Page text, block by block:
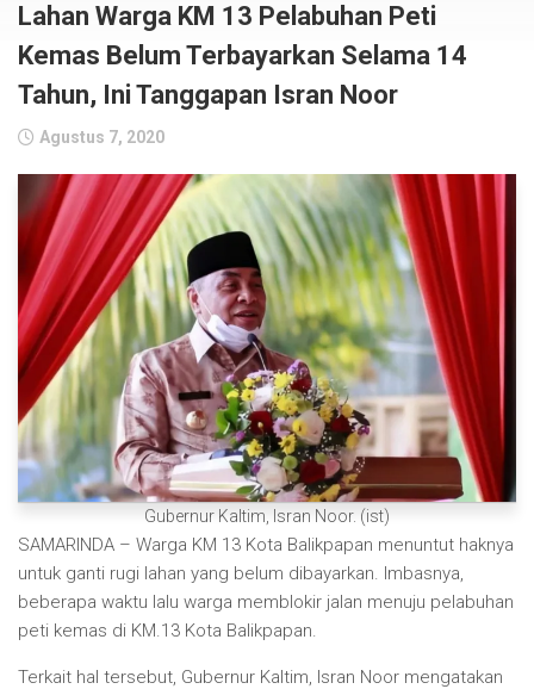
Lahan Warga KM 13 Pelabuhan Peti
Kemas Belum Terbayarkan Selama 14
Tahun, Ini Tanggapan Isran Noor
Agustus 7, 2020
Gubernur Kaltim, Isran Noor. (ist)
SAMARINDA – Warga KM 13 Kota Balikpapan menuntut haknya
untuk ganti rugi lahan yang belum dibayarkan. Imbasnya,
beberapa waktu lalu warga memblokir jalan menuju pelabuhan
peti kemas di KM.13 Kota Balikpapan.
Terkait hal tersebut, Gubernur Kaltim, Isran Noor mengatakan